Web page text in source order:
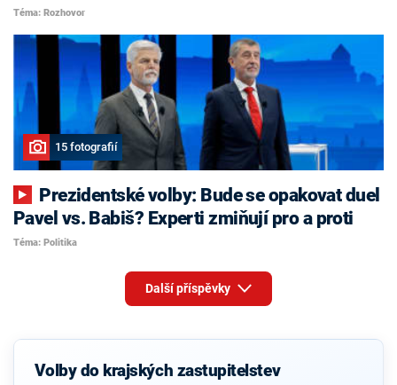
Téma: Rozhovor
15 fotografií
Pavel vs. Babiš? Experti zmiňují pro a proti
Téma: Politika
Další příspěvky
Volby do krajských zastupitelstev